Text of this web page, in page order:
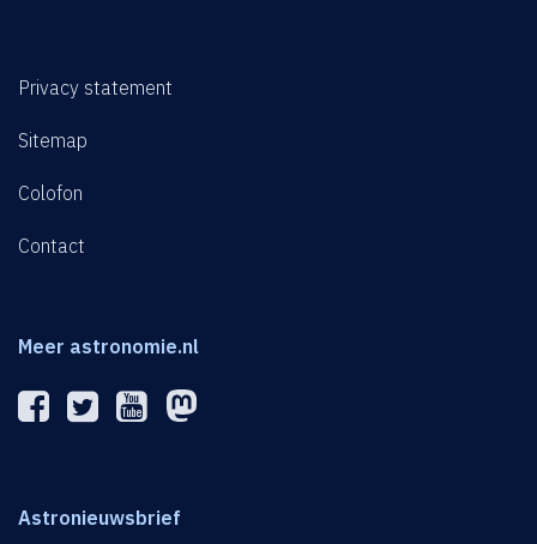
Privacy statement
Sitemap
Colofon
Contact
Meer astronomie.nl
Astronieuwsbrief